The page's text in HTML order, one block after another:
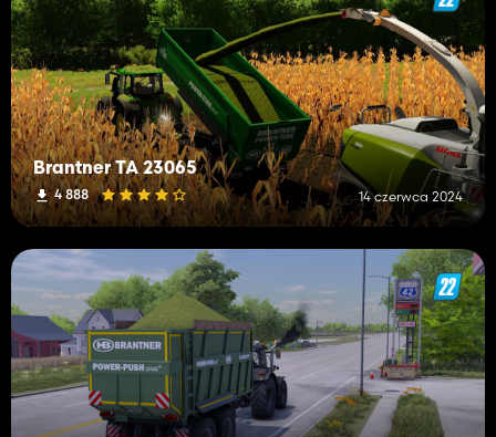
Brantner TA 23065
4 888 14 czerwca 2024